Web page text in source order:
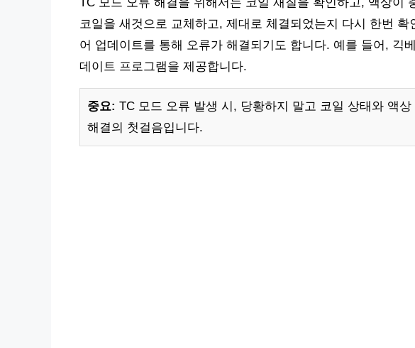
코일을 새것으로 교체하고, 제대로 체결되었는지 다시 한번 확
어 업데이트를 통해 오류가 해결되기도 합니다. 예를 들어, 긱
데이트 프로그램을 제공합니다.
중요: TC 모드 오류 발생 시, 당황하지 말고 코일 상태와 액상
해결의 첫걸음입니다.